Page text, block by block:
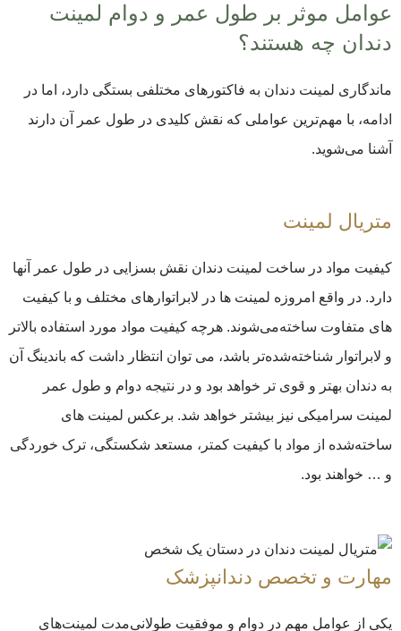
عوامل موثر بر طول عمر و دوام لمینت
دندان چه هستند؟
ماندگاری لمینت دندان به فاکتورهای مختلفی بستگی دارد، اما در
ادامه، با مهم‌ترین عواملی که نقش کلیدی در طول عمر آن دارند
آشنا می‌شوید.
متریال لمینت
کیفیت مواد در ساخت لمینت دندان نقش بسزایی در طول عمر آنها
دارد. در واقع امروزه لمینت ها در لابراتوارهای مختلف و با کیفیت
های متفاوت ساخته‌می‌شوند. هرچه کیفیت مواد مورد استفاده بالاتر
و لابراتوار شناخته‌شده‌تر باشد، می توان انتظار داشت که باندینگ آن
به دندان بهتر و قوی تر خواهد بود و در نتیجه دوام و طول عمر
لمینت سرامیکی نیز بیشتر خواهد شد. برعکس لمینت های
ساخته‌شده از مواد با کیفیت کمتر، مستعد شکستگی، ترک خوردگی
و … خواهند بود.
مهارت و تخصص دندانپزشک
یکی از عوامل مهم در دوام و موفقیت طولانی‌مدت لمینت‌های